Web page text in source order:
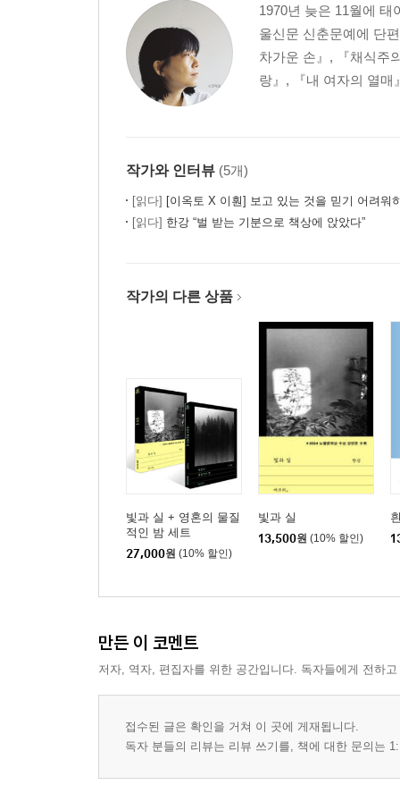
1970년 늦은 11월에
울신문 신춘문예에 단
차가운 손』, 『채식주
랑』, 『내 여자의 열매
작가와 인터뷰 (5개)
[읽다] [이옥토 X 이훤] 보고 있는 것을 믿기 어려워
[읽다] 한강 “벌 받는 기분으로 책상에 앉았다”
작가의 다른 상품
빛과 실 + 영혼의 물질
적인 밤 세트
27,000원 (10% 할인)
빛과 실
13,500원 (10% 할인)
만든 이 코멘트
저자, 역자, 편집자를 위한 공간입니다. 독자들에게 전하
접수된 글은 확인을 거쳐 이 곳에 게재됩니다.
독자 분들의 리뷰는 리뷰 쓰기를, 책에 대한 문의는